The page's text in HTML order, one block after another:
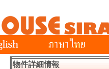
物件詳細情報